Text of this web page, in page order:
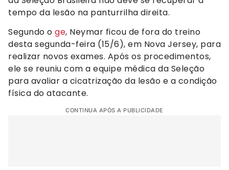
tempo da lesão na panturrilha direita.
Segundo o ge, Neymar ficou de fora do treino
desta segunda-feira (15/6), em Nova Jersey, para
realizar novos exames. Após os procedimentos,
ele se reuniu com a equipe médica da Seleção
para avaliar a cicatrização da lesão e a condição
física do atacante.
CONTINUA APÓS A PUBLICIDADE